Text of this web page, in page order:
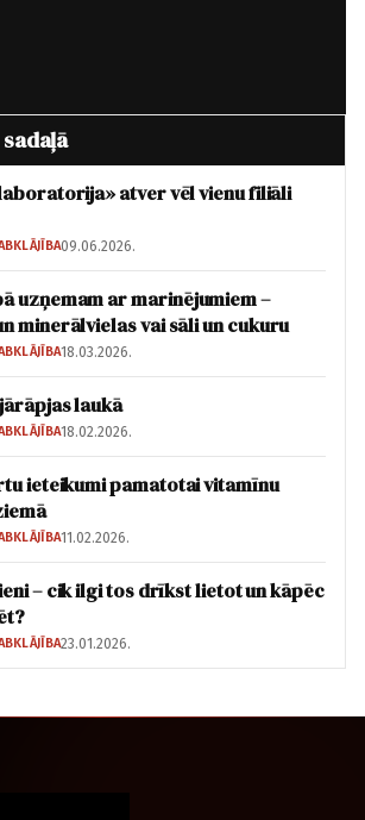
atver vēl vienu filiāli
09.06.2026.
uzņemam ar marinējumiem –
minerālvielas vai sāli un cukuru
18.03.2026.
laukā
18.02.2026.
ieteikumi pamatotai vitamīnu
11.02.2026.
– cik ilgi tos drīkst lietot un kāpēc
23.01.2026.